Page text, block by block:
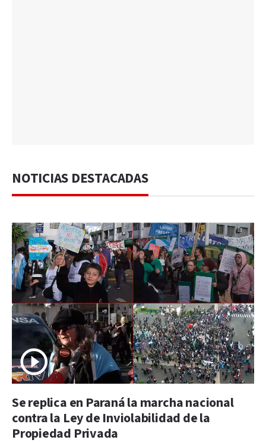
NOTICIAS DESTACADAS
Se replica en Paraná la marcha nacional
contra la Ley de Inviolabilidad de la
Propiedad Privada